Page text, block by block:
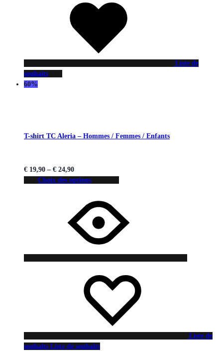
Liste de
souhaits
60%
T-shirt TC Aleria – Hommes / Femmes / Enfants
€ 19,90 – € 24,90
Choix des options
Liste de
souhaits Liste de souhaits